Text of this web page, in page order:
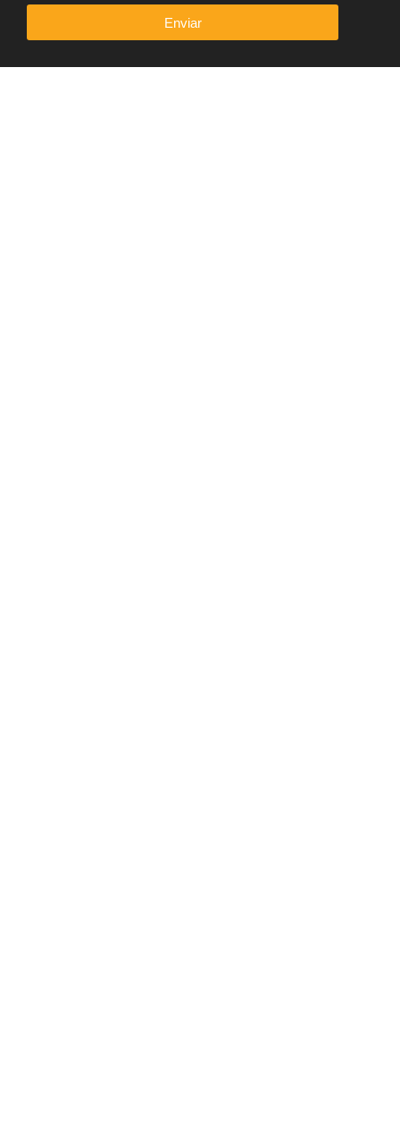
Enviar